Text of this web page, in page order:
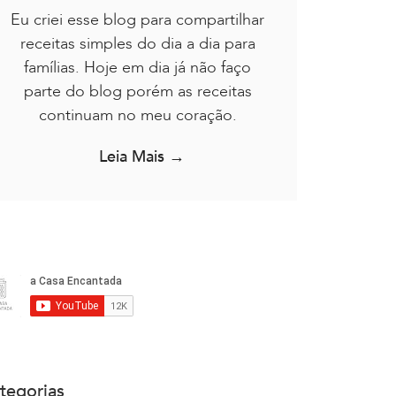
Eu criei esse blog para compartilhar
receitas simples do dia a dia para
famílias. Hoje em dia já não faço
parte do blog porém as receitas
continuam no meu coração.
Leia Mais →